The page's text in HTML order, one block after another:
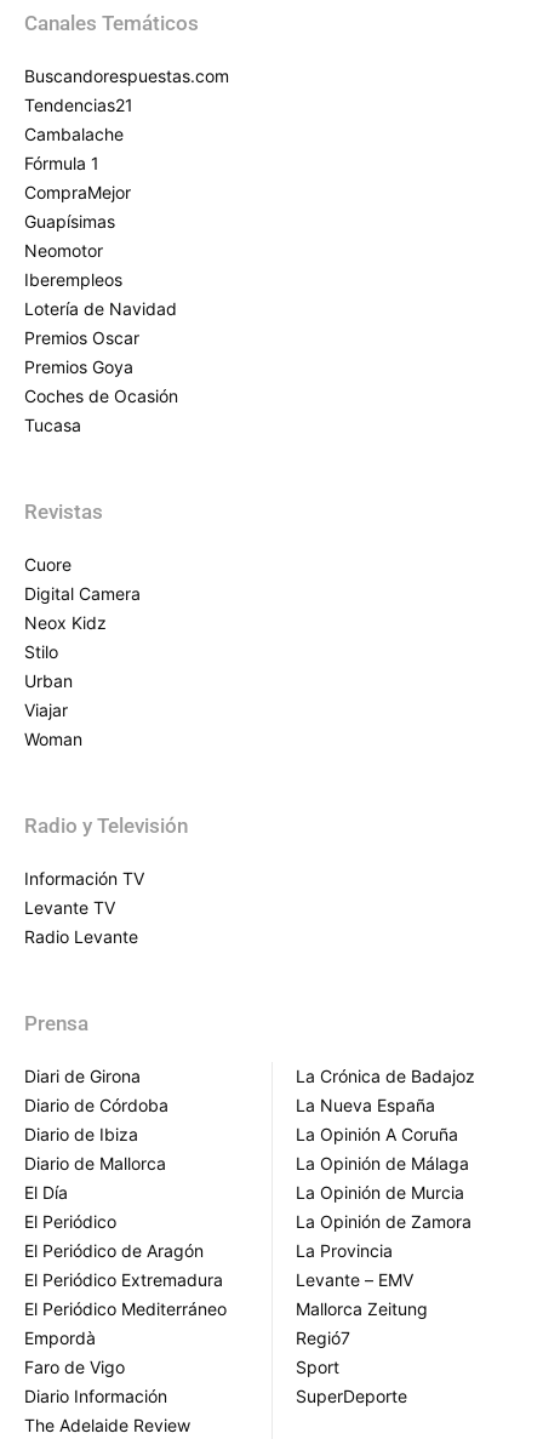
Canales Temáticos
Buscandorespuestas.com
Tendencias21
Cambalache
Fórmula 1
CompraMejor
Guapísimas
Neomotor
Iberempleos
Lotería de Navidad
Premios Oscar
Premios Goya
Coches de Ocasión
Tucasa
Revistas
Cuore
Digital Camera
Neox Kidz
Stilo
Urban
Viajar
Woman
Radio y Televisión
Información TV
Levante TV
Radio Levante
Prensa
Diari de Girona
Diario de Córdoba
Diario de Ibiza
Diario de Mallorca
El Día
El Periódico
El Periódico de Aragón
El Periódico Extremadura
El Periódico Mediterráneo
Empordà
Faro de Vigo
Diario Información
The Adelaide Review
La Crónica de Badajoz
La Nueva España
La Opinión A Coruña
La Opinión de Málaga
La Opinión de Murcia
La Opinión de Zamora
La Provincia
Levante – EMV
Mallorca Zeitung
Regió7
Sport
SuperDeporte